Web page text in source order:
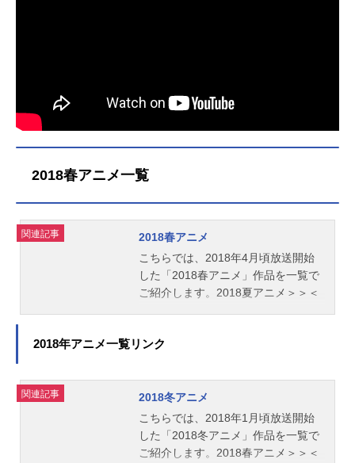
2018春アニメ一覧
関連記事
2018春アニメ
こちらでは、2018年4月頃放送開始
した「2018春アニメ」作品を一覧で
ご紹介します。2018夏アニメ＞＞＜
2018年アニメ一覧リンク
関連記事
2018冬アニメ
こちらでは、2018年1月頃放送開始
した「2018冬アニメ」作品を一覧で
ご紹介します。2018春アニメ＞＞＜